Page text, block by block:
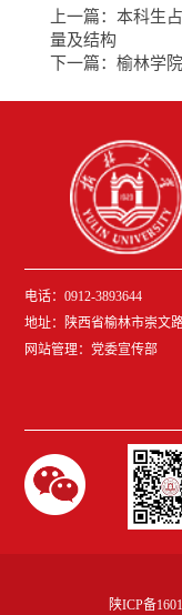
上一篇： 本科生
量及结构
下一篇： 榆林学
电话：0912-3893644
地址：陕西省榆林市崇文
网站管理：党委宣传部
陕ICP备